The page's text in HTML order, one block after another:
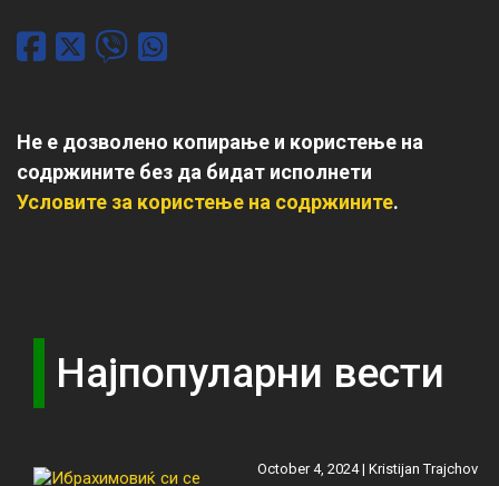
Не е дозволено копирање и користење на
содржините без да бидат исполнети
Условите за користење на содржините.
Најпопуларни вести
October 4, 2024 |Kristijan Trajchov